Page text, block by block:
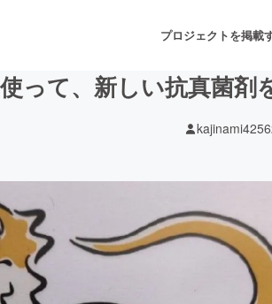
プロジェクトを掲載
音楽
ェット ゲーム・サービス開発
って、新しい抗真菌剤